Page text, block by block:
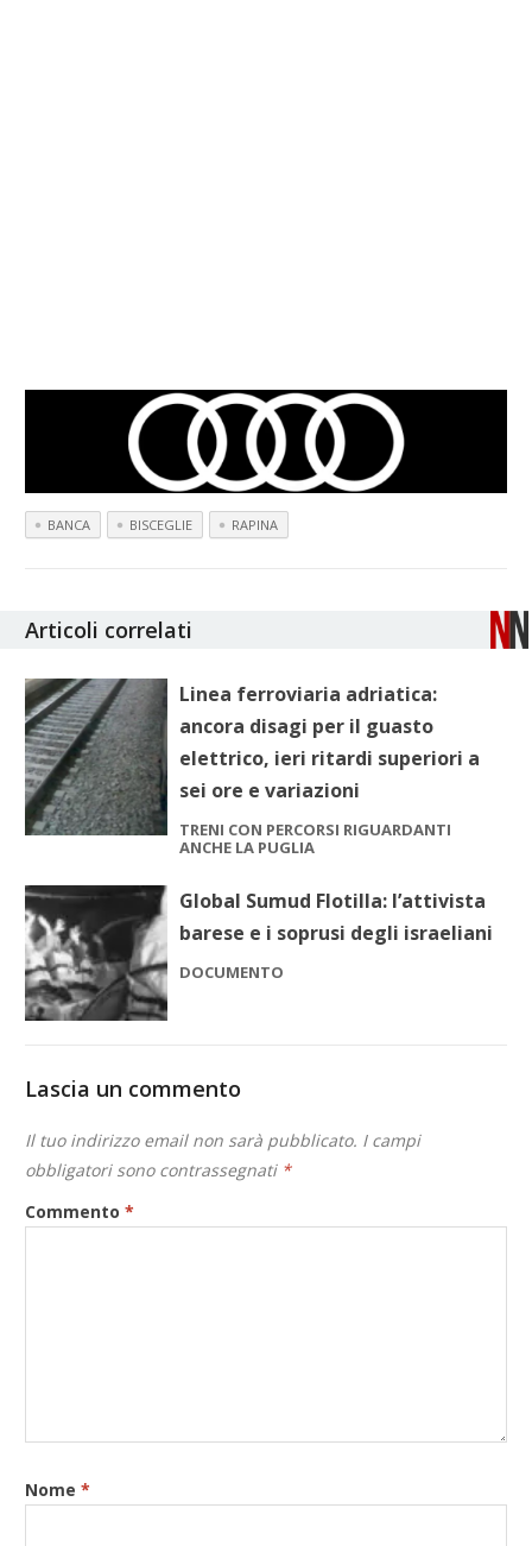
BANCA BISCEGLIE RAPINA
Articoli correlati
Linea ferroviaria adriatica:
ancora disagi per il guasto
elettrico, ieri ritardi superiori a
sei ore e variazioni
TRENI CON PERCORSI RIGUARDANTI
ANCHE LA PUGLIA
Global Sumud Flotilla: l’attivista
barese e i soprusi degli israeliani
DOCUMENTO
Lascia un commento
Il tuo indirizzo email non sarà pubblicato. I campi
obbligatori sono contrassegnati *
Commento*
Nome*